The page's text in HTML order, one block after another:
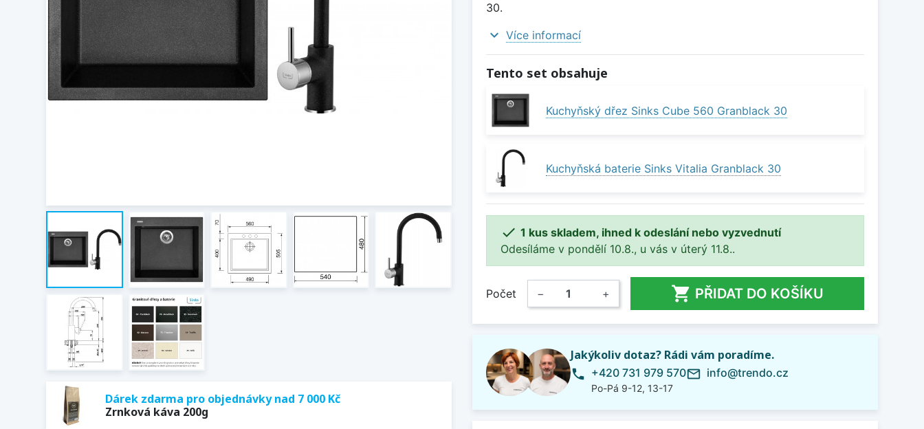
Dárek zdarma pro objednávky nad 7 000 Kč
Zrnková káva 200g
30.
expand_more Více informací
Tento set obsahuje
Kuchyňský dřez Sinks Cube 560 Granblack 30
Kuchyňská baterie Sinks Vitalia Granblack 30
 1 kus skladem, ihned k odeslání nebo vyzvednutí
Odesíláme v pondělí 10.8., u vás v úterý 11.8..
Počet − +  PŘIDAT DO KOŠÍKU
Jakýkoliv dotaz? Rádi vám poradíme.
phone +420 731 979 570
Po-Pá 9-12, 13-17
mail_outline info@trendo.cz